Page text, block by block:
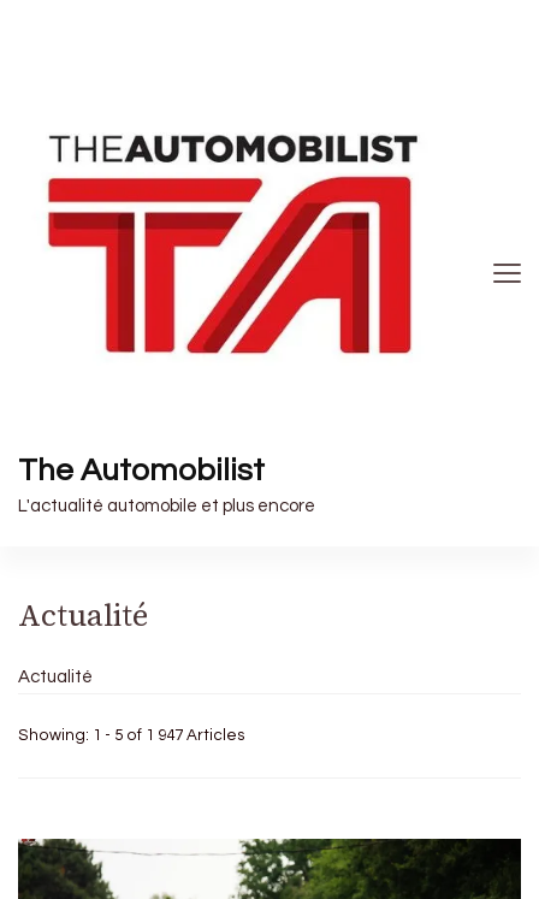
The Automobilist
L'actualité automobile et plus encore
Actualité
Actualité
Showing: 1 - 5 of 1 947 Articles